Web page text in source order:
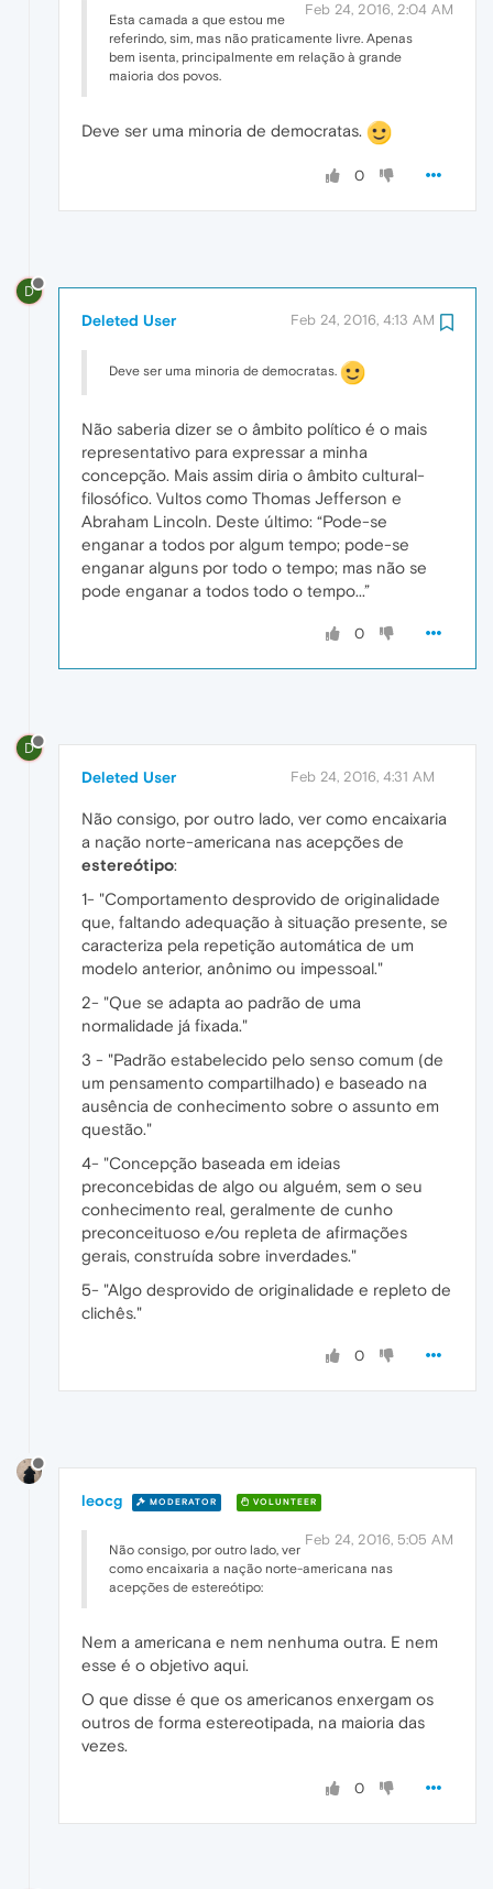
Feb 24, 2016, 2:04 AM
Esta camada a que estou me
referindo, sim, mas não praticamente livre. Apenas
bem isenta, principalmente em relação à grande
maioria dos povos.
Deve ser uma minoria de democratas.
0
D
Deleted User Feb 24, 2016, 4:13 AM
Deve ser uma minoria de democratas.
Não saberia dizer se o âmbito político é o mais
representativo para expressar a minha
concepção. Mais assim diria o âmbito cultural-
filosófico. Vultos como Thomas Jefferson e
Abraham Lincoln. Deste último: “Pode-se
enganar a todos por algum tempo; pode-se
enganar alguns por todo o tempo; mas não se
pode enganar a todos todo o tempo...”
0
D
Deleted User Feb 24, 2016, 4:31 AM
Não consigo, por outro lado, ver como encaixaria
a nação norte-americana nas acepções de
estereótipo:
1- "Comportamento desprovido de originalidade
que, faltando adequação à situação presente, se
caracteriza pela repetição automática de um
modelo anterior, anônimo ou impessoal."
2- "Que se adapta ao padrão de uma
normalidade já fixada."
3 - "Padrão estabelecido pelo senso comum (de
um pensamento compartilhado) e baseado na
ausência de conhecimento sobre o assunto em
questão."
4- "Concepção baseada em ideias
preconcebidas de algo ou alguém, sem o seu
conhecimento real, geralmente de cunho
preconceituoso e/ou repleta de afirmações
gerais, construída sobre inverdades."
5- "Algo desprovido de originalidade e repleto de
clichês."
0
leocg MODERATOR VOLUNTEER
Feb 24, 2016, 5:05 AM
Não consigo, por outro lado, ver
como encaixaria a nação norte-americana nas
acepções de estereótipo:
Nem a americana e nem nenhuma outra. E nem
esse é o objetivo aqui.
O que disse é que os americanos enxergam os
outros de forma estereotipada, na maioria das
vezes.
0